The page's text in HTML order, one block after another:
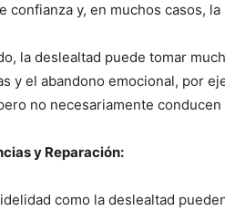
confianza y, en muchos casos,
la deslealtad puede tomar
y el abandono emocional, por
no necesariamente
y Reparación:
como la deslealtad